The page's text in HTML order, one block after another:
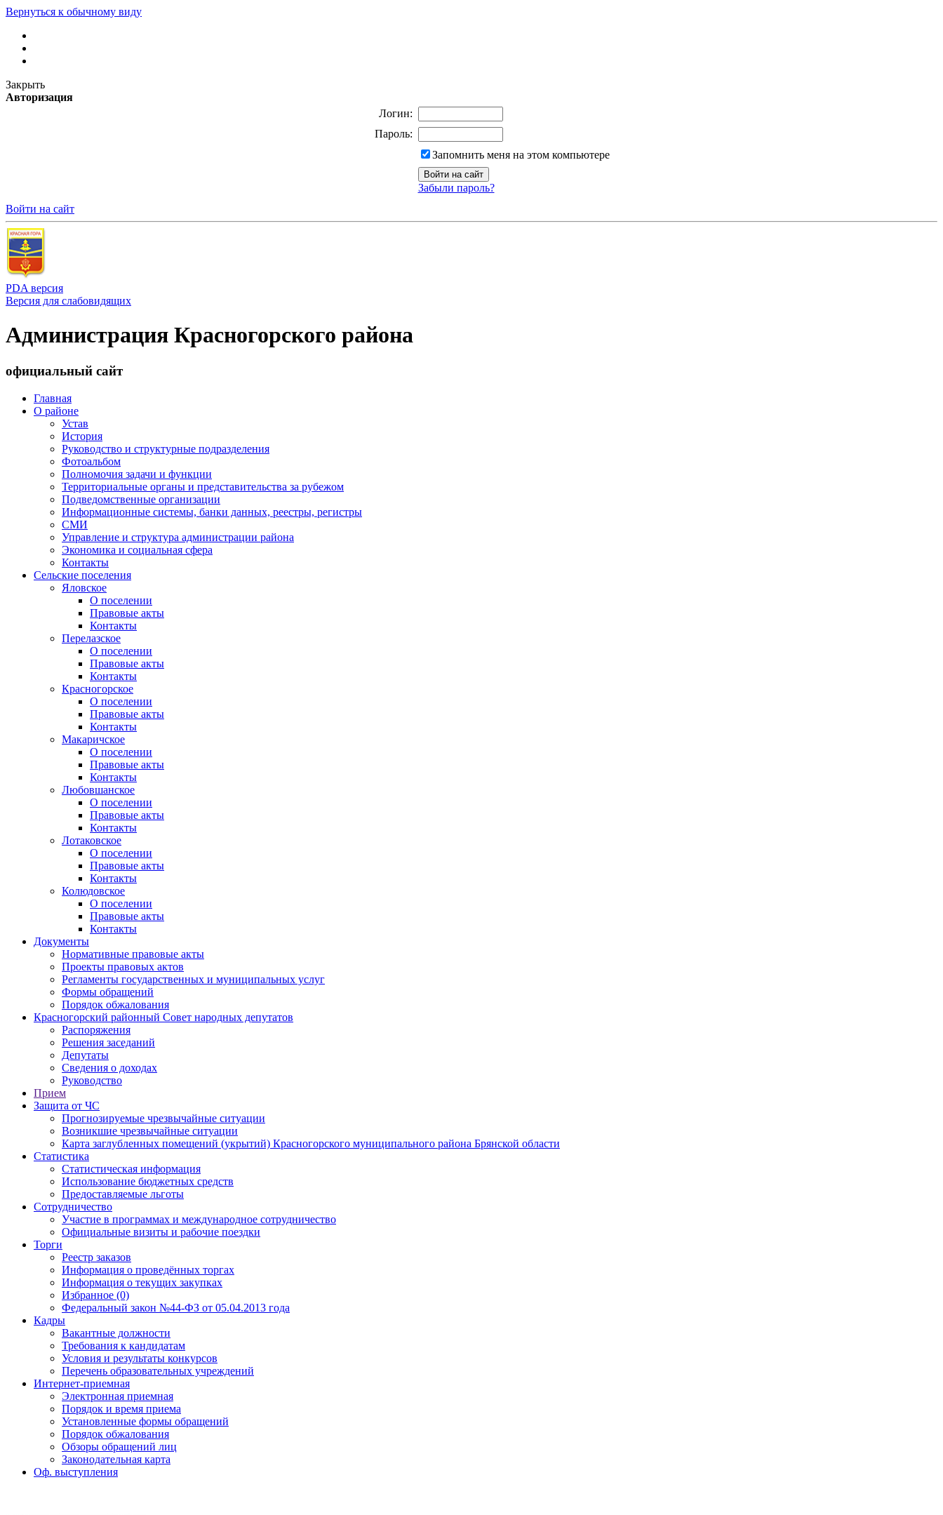
Вернуться к обычному виду
Закрыть
Авторизация
Логин:
Пароль:
Запомнить меня на этом компьютере
Забыли пароль?
Войти на сайт
PDA версия
Версия для слабовидящих
Администрация Красногорского района
официальный сайт
Главная
О районе
Устав
История
Руководство и структурные подразделения
Фотоальбом
Полномочия задачи и функции
Территориальные органы и представительства за рубежом
Подведомственные организации
Информационные системы, банки данных, реестры, регистры
СМИ
Управление и структура администрации района
Экономика и социальная сфера
Контакты
Сельские поселения
Яловское
О поселении
Правовые акты
Контакты
Перелазское
О поселении
Правовые акты
Контакты
Красногорское
О поселении
Правовые акты
Контакты
Макаричское
О поселении
Правовые акты
Контакты
Любовшанское
О поселении
Правовые акты
Контакты
Лотаковское
О поселении
Правовые акты
Контакты
Колюдовское
О поселении
Правовые акты
Контакты
Документы
Нормативные правовые акты
Проекты правовых актов
Регламенты государственных и муниципальных услуг
Формы обращений
Порядок обжалования
Красногорский районный Совет народных депутатов
Распоряжения
Решения заседаний
Депутаты
Сведения о доходах
Руководство
Прием
Защита от ЧС
Прогнозируемые чрезвычайные ситуации
Возникшие чрезвычайные ситуации
Карта заглубленных помещений (укрытий) Красногорского муниципального района Брянской области
Статистика
Статистическая информация
Использование бюджетных средств
Предоставляемые льготы
Сотрудничество
Участие в программах и международное сотрудничество
Официальные визиты и рабочие поездки
Торги
Реестр заказов
Информация о проведённых торгах
Информация о текущих закупках
Избранное (0)
Федеральный закон №44-ФЗ от 05.04.2013 года
Кадры
Вакантные должности
Требования к кандидатам
Условия и результаты конкурсов
Перечень образовательных учреждений
Интернет-приемная
Электронная приемная
Порядок и время приема
Установленные формы обращений
Порядок обжалования
Обзоры обращений лиц
Законодательная карта
Оф. выступления